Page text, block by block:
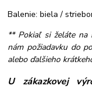
Balenie: biela /
** Pokiaľ si želáte na
nám požiadavku do
alebo ďalšieho
U zákazkovej